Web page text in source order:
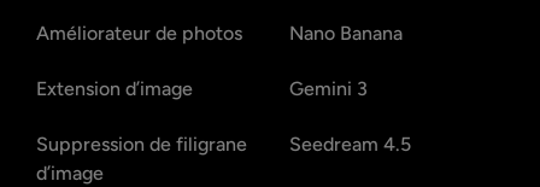
Améliorateur de photos
Extension d’image
Suppression de filigrane
d’image
Nano Banana
Gemini 3
Seedream 4.5